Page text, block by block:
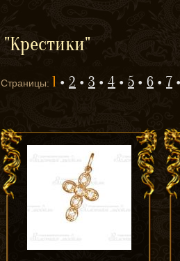
"Крестики"
Страницы: 1 2 3 4 5 6 7